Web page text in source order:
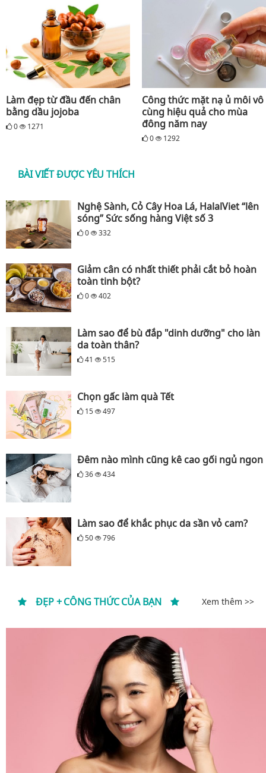
Làm đẹp từ đầu đến chân
bằng dầu jojoba
0 1271
Công thức mặt nạ ủ môi vô
cùng hiệu quả cho mùa
đông năm nay
0 1292
BÀI VIẾT ĐƯỢC YÊU THÍCH
Nghệ Sành, Cỏ Cây Hoa Lá, HalalViet “lên
sóng” Sức sống hàng Việt số 3
0 332
Giảm cân có nhất thiết phải cắt bỏ hoàn
toàn tinh bột?
0 402
Làm sao để bù đắp "dinh dưỡng" cho làn
da toàn thân?
41 515
Chọn gấc làm quà Tết
15 497
Đêm nào mình cũng kê cao gối ngủ ngon
36 434
Làm sao để khắc phục da sần vỏ cam?
50 796
ĐẸP + CÔNG THỨC CỦA BẠN Xem thêm >>